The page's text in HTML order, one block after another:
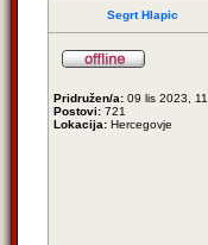
Segrt Hlapic
Pridružen/a: 09 lis 2023,
Postovi: 721
Lokacija: Hercegovje